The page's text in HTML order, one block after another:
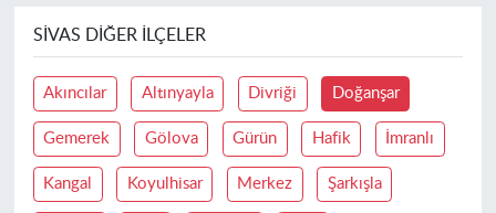
SIVAS DIĞER İLÇELER
Akıncılar Altınyayla Divriği Doğanşar
Gemerek Gölova Gürün Hafik İmranlı
Kangal Koyulhisar Merkez Şarkışla